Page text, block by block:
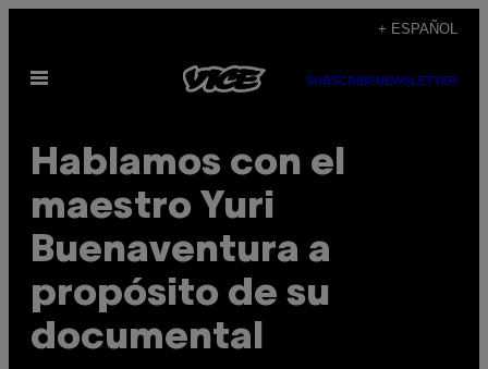
contenido
+ ESPAÑOL
Abrir
SUBSCRIBENEWSLETTER
Hablamos con el
maestro Yuri
Buenaventura a
propósito de su
documental